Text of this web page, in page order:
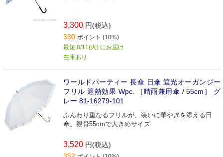
3,300 円(税込)
330 ポイント (10%)
最短 8/11(火) にお届け
在庫あり
ワールドパーティー 長傘 日傘 遮光オーガンジー
フリル 遮熱効果 Wpc. ［晴雨兼用傘 / 55cm］ グ
レー 81-16279-101
ふんわり重なるフリルが、装いに華やぎを添える日
傘。親骨55cmで大きめサイズ
3,520 円(税込)